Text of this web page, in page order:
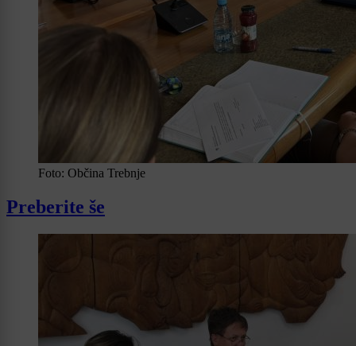
Foto: Občina Trebnje
Preberite še